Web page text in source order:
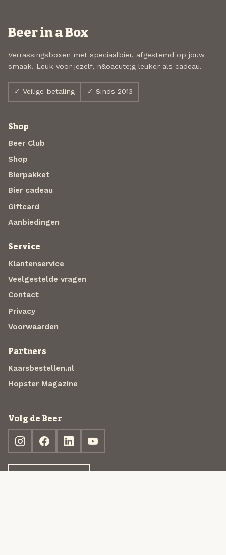
Beer in a Box
Verrassingsboxen met speciaalbier, afgestemd op jouw
smaak. Leuk voor jezelf, n&oacute;g leuker als cadeau.
✓ Veilige betaling ✓ Sinds 2013
Shop
Beer Club
Shop
Bierpakket
Bier cadeau
Giftcard
Aanbiedingen
Service
Klantenservice
Veelgestelde vragen
Contact
Privacy
Voorwaarden
Partners
Kaarsbestellen.nl
Hopster Magazine
Volg de Beer